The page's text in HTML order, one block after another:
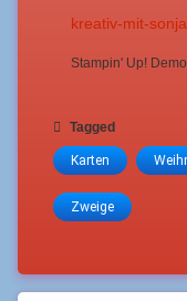
kreativ-mit-
Stampin' Up!
Tagged
Karten
Zweige